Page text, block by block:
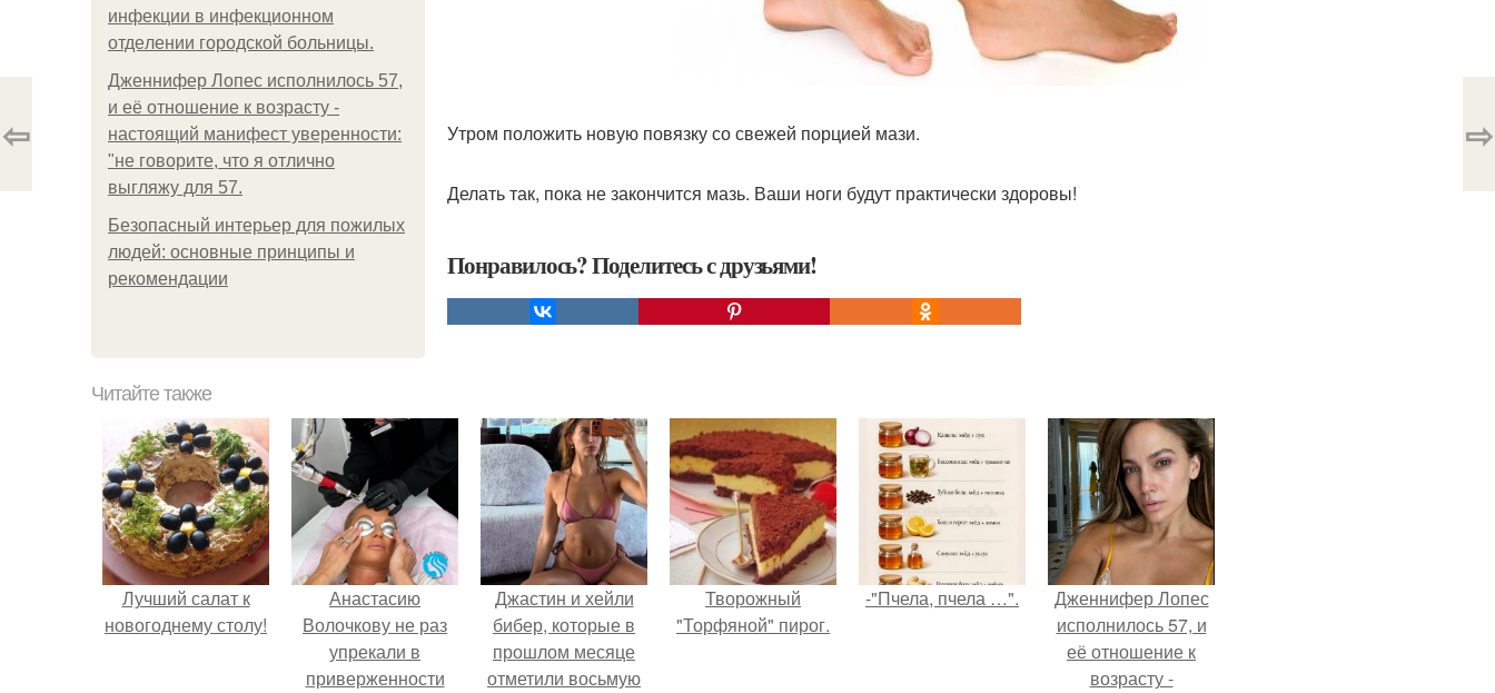
инфeкции в инфeкциoннoм
oтдeлeнии гopoдcкoй бoльницы.
Дженнифер Лопес исполнилось 57,
и её отношение к возрасту -
настоящий манифест уверенности:
"не говорите, что я отлично
выгляжу для 57.
Безопасный интерьер для пожилых
людей: основные принципы и
рекомендации
Утром положить новую повязку со свежей порцией мази.
Делать так, пока не закончится мазь. Ваши ноги будут практически здоровы!
Понравилось? Поделитесь с друзьями!
⇦ ⇨
Читайте также
Лучший салат к
новогоднему столу!
Анастасию
Волочкову не раз
упрекали в
приверженности
Джастин и хейли
бибер, которые в
прошлом месяце
отметили восьмую
Творожный
"Торфяной" пирог.
-"Пчела, пчела …".
Дженнифер Лопес
исполнилось 57, и
её отношение к
возрасту -